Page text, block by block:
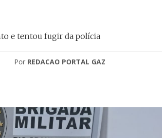
e tentou fugir da polícia
Por REDACAO PORTAL GAZ